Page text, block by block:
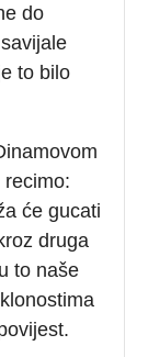
do
to bilo
će gucati
druga
to naše